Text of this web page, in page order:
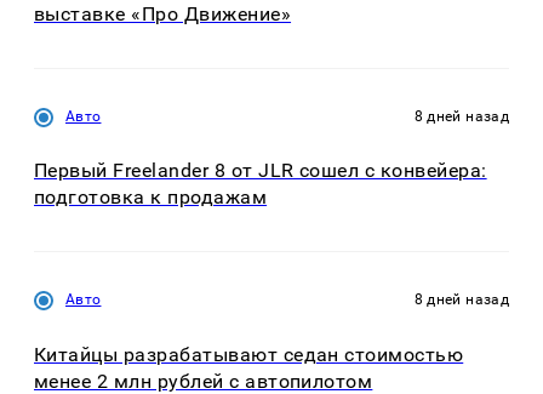
выставке «Про Движение»
Авто 8 дней назад
Первый Freelander 8 от JLR сошел с конвейера:
подготовка к продажам
Авто 8 дней назад
Китайцы разрабатывают седан стоимостью
менее 2 млн рублей с автопилотом